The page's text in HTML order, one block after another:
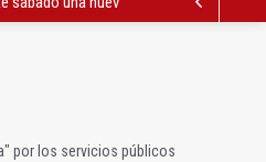
por los servicios públicos